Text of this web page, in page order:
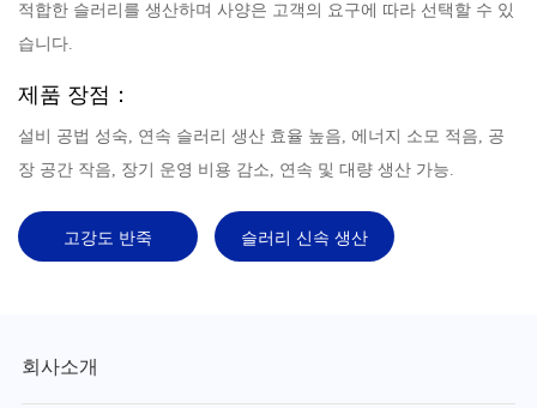
적합한 슬러리를 생산하며 사양은 고객의 요구에 따라 선택할 수 있
습니다.
제품 장점：
설비 공법 성숙, 연속 슬러리 생산 효율 높음, 에너지 소모 적음, 공
장 공간 작음, 장기 운영 비용 감소, 연속 및 대량 생산 가능.
고강도 반죽 슬러리 신속 생산
회사소개